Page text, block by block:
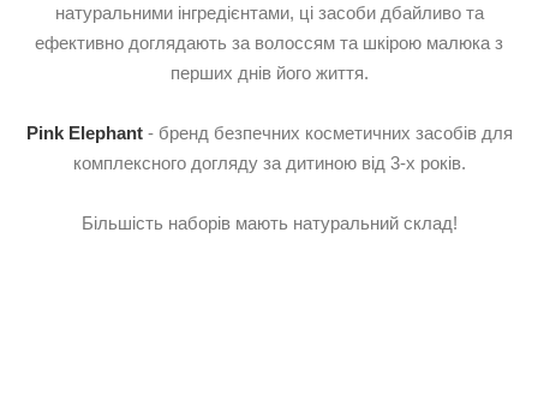
натуральними інгредієнтами, ці засоби дбайливо та
ефективно доглядають за волоссям та шкірою малюка з
перших днів його життя.
Pink Elephant - бренд безпечних косметичних засобів для
комплексного догляду за дитиною від 3-х років.
Більшість наборів мають натуральний склад!